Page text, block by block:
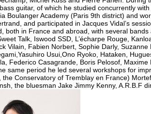
guitar, of which he studied concurrently
Boulanger Academy (Paris 9th district) and
and participated in Jacques Vidal’s
both in France and abroad, with several
Talk, Iswood SSD, L’écharpe Rouge,
Vilain, Fabien Norbert, Sophie Darly, Suzanne
Usui,Ono Ryoko, Hataken,
Federico Casagrande, Boris Pelosof,
same period he led several workshops for
the Conservatory of Tremblay en France)
the bluesman Jake Jimmy Kenny, A.R.B.F